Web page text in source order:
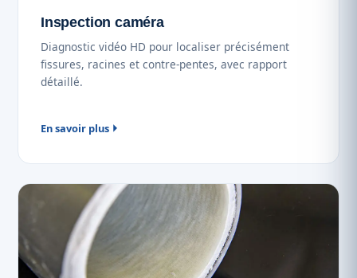
Inspection caméra
Diagnostic vidéo HD pour localiser précisément
fissures, racines et contre-pentes, avec rapport
détaillé.
En savoir plus